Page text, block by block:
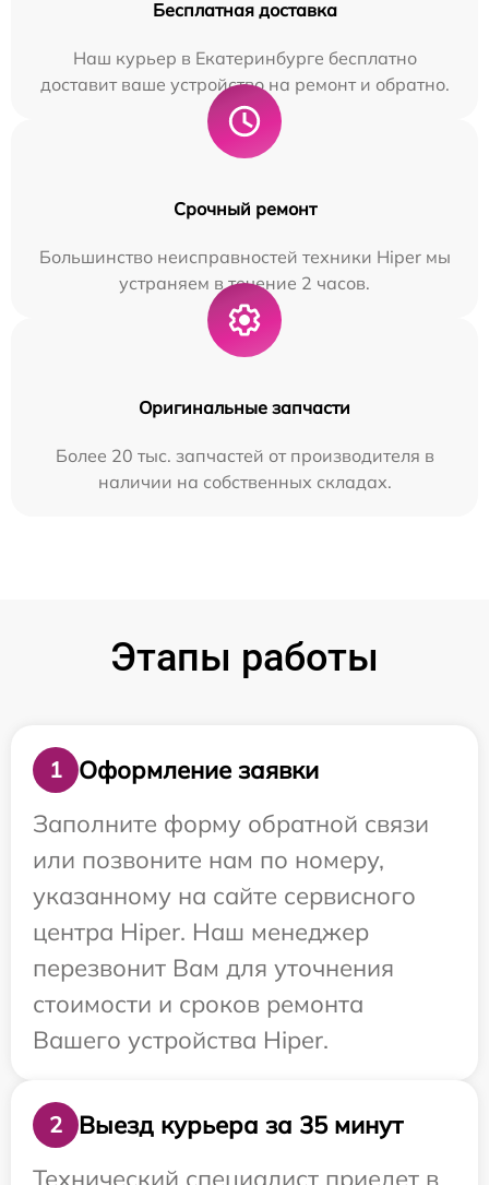
Бесплатная доставка
Наш курьер в Екатеринбурге бесплатно
доставит ваше устройство на ремонт и обратно.
Срочный ремонт
Большинство неисправностей техники Hiper мы
устраняем в течение 2 часов.
Оригинальные запчасти
Более 20 тыс. запчастей от производителя в
наличии на собственных складах.
Этапы работы
1
Оформление заявки
Заполните форму обратной связи
или позвоните нам по номеру,
указанному на сайте сервисного
центра Hiper. Наш менеджер
перезвонит Вам для уточнения
стоимости и сроков ремонта
Вашего устройства Hiper.
2
Выезд курьера за 35 минут
Технический специалист приедет в